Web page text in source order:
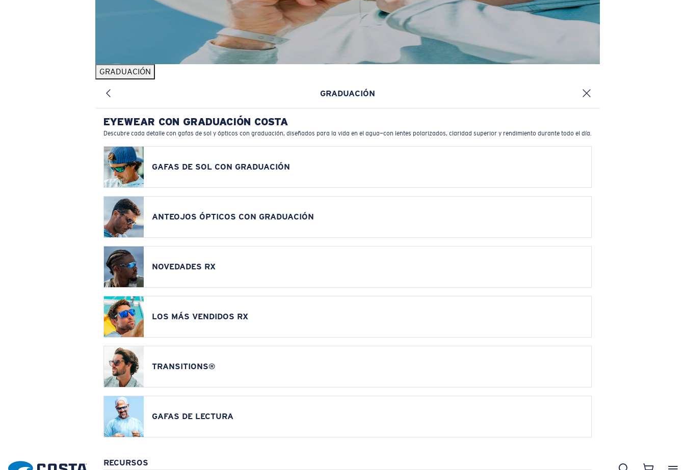
GRADUACIÓN
GRADUACIÓN
EYEWEAR CON GRADUACIÓN COSTA
Descubre cada detalle con gafas de sol y ópticos con graduación, diseñados para la vida en el agua—con lentes polarizados, claridad superior y rendimiento durante todo el día.
GAFAS DE SOL CON GRADUACIÓN
ANTEOJOS ÓPTICOS CON GRADUACIÓN
NOVEDADES RX
LOS MÁS VENDIDOS RX
TRANSITIONS®
GAFAS DE LECTURA
RECURSOS